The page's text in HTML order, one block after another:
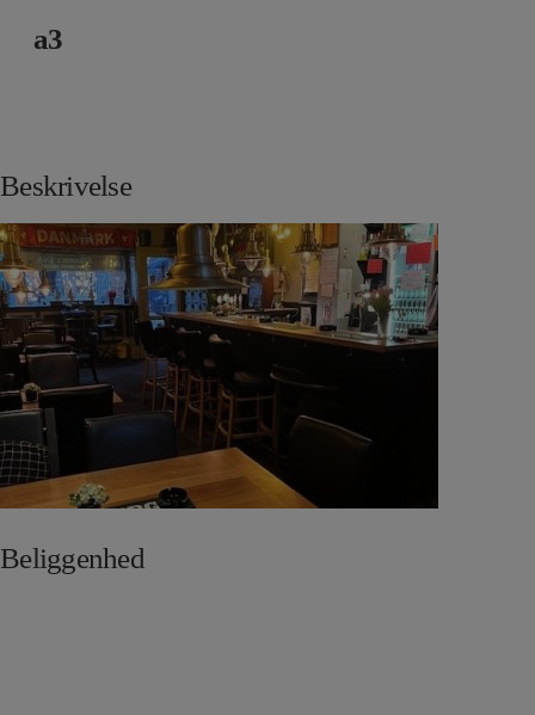
a3
Beskrivelse
Beliggenhed